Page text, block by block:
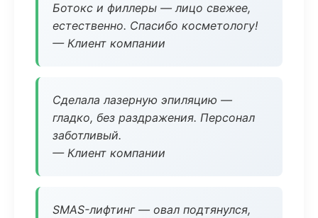
Ботокс и филлеры — лицо свежее,
естественно. Спасибо косметологу!
— Клиент компании
Сделала лазерную эпиляцию —
гладко, без раздражения. Персонал
заботливый.
— Клиент компании
SMAS-лифтинг — овал подтянулся,